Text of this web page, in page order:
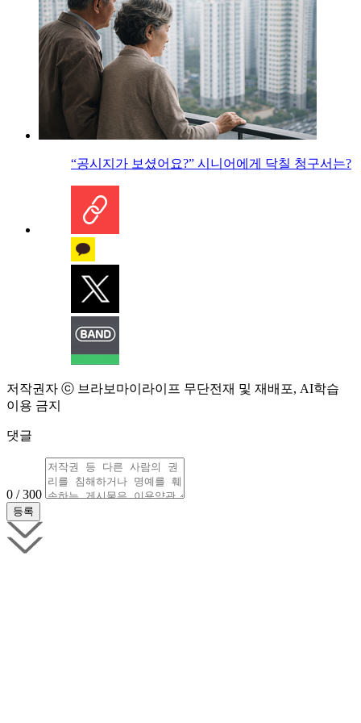
“공시지가 보셨어요?” 시니어에게 닥칠 청구서는?
저작권자 ⓒ 브라보마이라이프 무단전재 및 재배포, AI학습
이용 금지
댓글
0 / 300